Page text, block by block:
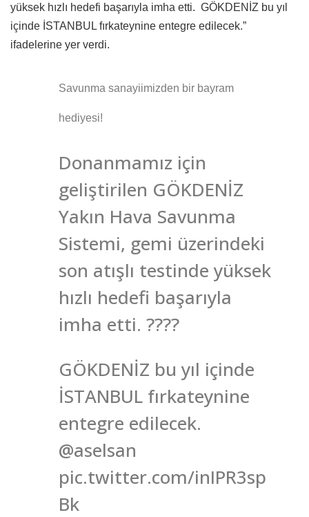
yüksek hızlı hedefi başarıyla imha etti. GÖKDENİZ bu yıl
içinde İSTANBUL fırkateynine entegre edilecek.”
ifadelerine yer verdi.
Savunma sanayiimizden bir bayram
hediyesi!
Donanmamız için
geliştirilen GÖKDENİZ
Yakın Hava Savunma
Sistemi, gemi üzerindeki
son atışlı testinde yüksek
hızlı hedefi başarıyla
imha etti. ????
GÖKDENİZ bu yıl içinde
İSTANBUL fırkateynine
entegre edilecek.
@aselsan
pic.twitter.com/inIPR3sp
Bk